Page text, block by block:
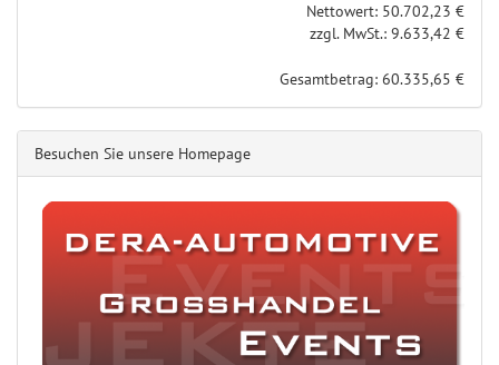
Nettowert: 50.702,23 €
zzgl. MwSt.: 9.633,42 €
Gesamtbetrag: 60.335,65 €
Besuchen Sie unsere Homepage